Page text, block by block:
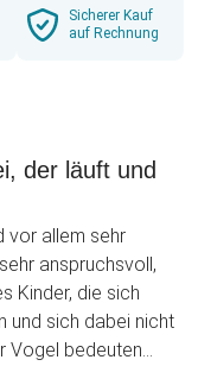
Sicherer Kauf
auf Rechnung
der läuft und
vor allem sehr
anspruchsvoll,
Kinder, die sich
und sich dabei nicht
Vogel bedeuten